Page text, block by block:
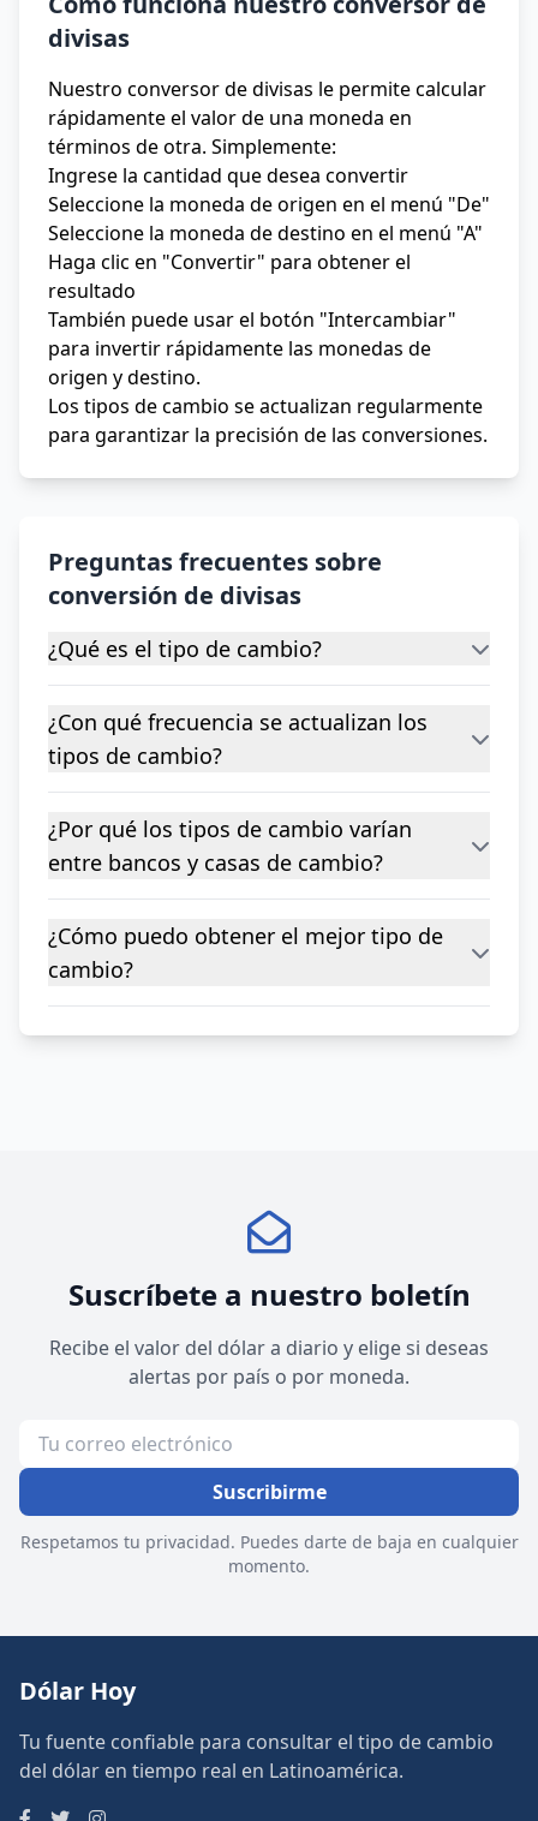
divisas
Nuestro conversor de divisas le permite calcular
rápidamente el valor de una moneda en
términos de otra. Simplemente:
Ingrese la cantidad que desea convertir
Seleccione la moneda de origen en el menú "De"
Seleccione la moneda de destino en el menú "A"
Haga clic en "Convertir" para obtener el
resultado
También puede usar el botón "Intercambiar"
para invertir rápidamente las monedas de
origen y destino.
Los tipos de cambio se actualizan regularmente
para garantizar la precisión de las conversiones.
Preguntas frecuentes sobre
conversión de divisas
¿Qué es el tipo de cambio?
¿Con qué frecuencia se actualizan los
tipos de cambio?
¿Por qué los tipos de cambio varían
entre bancos y casas de cambio?
¿Cómo puedo obtener el mejor tipo de
cambio?
Suscríbete a nuestro boletín
Recibe el valor del dólar a diario y elige si deseas
alertas por país o por moneda.
Suscribirme
Respetamos tu privacidad. Puedes darte de baja en cualquier
momento.
Dólar Hoy
Tu fuente confiable para consultar el tipo de cambio
del dólar en tiempo real en Latinoamérica.